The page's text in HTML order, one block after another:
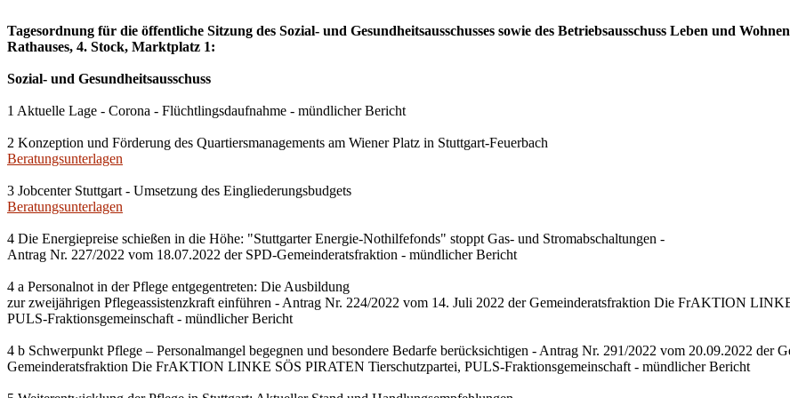
Tagesordnung für die öffentliche Sitzung des Sozial- und Gesundheitsausschusses sowie des Betriebsausschuss Leben und
Rathauses, 4. Stock, Marktplatz 1:
Sozial- und Gesundheitsausschuss
1 Aktuelle Lage - Corona - Flüchtlingsdaufnahme - mündlicher Bericht
2 Konzeption und Förderung des Quartiersmanagements am Wiener Platz in Stuttgart-Feuerbach
Beratungsunterlagen
3 Jobcenter Stuttgart - Umsetzung des Eingliederungsbudgets
Beratungsunterlagen
4 Die Energiepreise schießen in die Höhe: "Stuttgarter Energie-Nothilfefonds" stoppt Gas- und Stromabschaltungen -
Antrag Nr. 227/2022 vom 18.07.2022 der SPD-Gemeinderatsfraktion - mündlicher Bericht
4 a Personalnot in der Pflege entgegentreten: Die Ausbildung
zur zweijährigen Pflegeassistenzkraft einführen - Antrag Nr. 224/2022 vom 14. Juli 2022 der Gemeinderatsfraktion Die FrAKTION
PULS-Fraktionsgemeinschaft - mündlicher Bericht
4 b Schwerpunkt Pflege – Personalmangel begegnen und besondere Bedarfe berücksichtigen - Antrag Nr. 291/2022 vom 20.09.2022
Gemeinderatsfraktion Die FrAKTION LINKE SÖS PIRATEN Tierschutzpartei, PULS-Fraktionsgemeinschaft - mündlicher Bericht